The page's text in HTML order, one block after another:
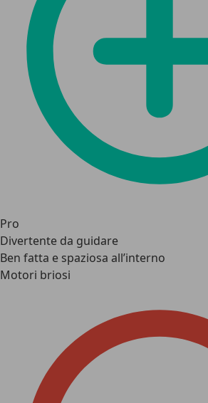
Pro
Divertente da guidare
Ben fatta e spaziosa all’interno
Motori briosi